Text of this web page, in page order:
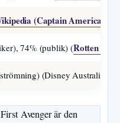
(Captain America:
74% (publik) (Rotten
(Disney Australia)
Avenger är den